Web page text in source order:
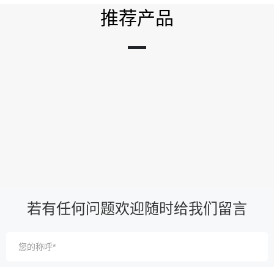
推荐产品
若有任何问题欢迎随时给我们留言